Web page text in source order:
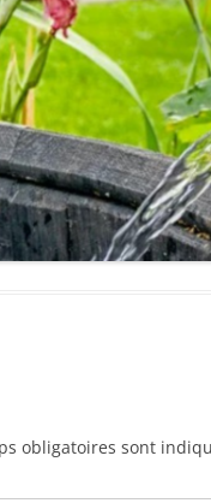
obligatoires sont